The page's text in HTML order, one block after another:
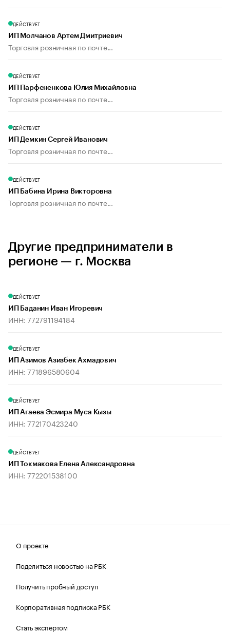
ДЕЙСТВУЕТ
ИП Молчанов Артем Дмитриевич
Торговля розничная по почте...
ДЕЙСТВУЕТ
ИП Парфененкова Юлия Михайловна
Торговля розничная по почте...
ДЕЙСТВУЕТ
ИП Демкин Сергей Иванович
Торговля розничная по почте...
ДЕЙСТВУЕТ
ИП Бабина Ирина Викторовна
Торговля розничная по почте...
Другие предприниматели в
регионе — г. Москва
ДЕЙСТВУЕТ
ИП Баданин Иван Игоревич
ИНН: 772791194184
ДЕЙСТВУЕТ
ИП Азимов Азизбек Ахмадович
ИНН: 771896580604
ДЕЙСТВУЕТ
ИП Агаева Эсмира Муса Кызы
ИНН: 772170423240
ДЕЙСТВУЕТ
ИП Токмакова Елена Александровна
ИНН: 772201538100
О проекте
Поделиться новостью на РБК
Получить пробный доступ
Корпоративная подписка РБК
Стать экспертом